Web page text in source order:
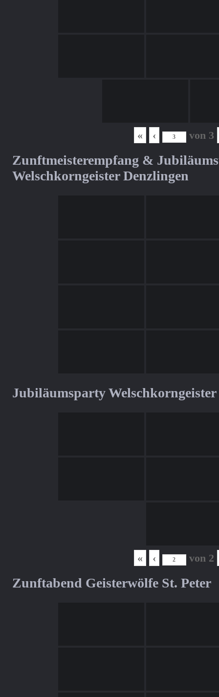
« ‹ von 3
Zunftmeisterempfang &
Welschkorngeister Denzlingen
Jubiläumsparty
« ‹ von 2
Zunftabend Geisterwölfe St. Peter